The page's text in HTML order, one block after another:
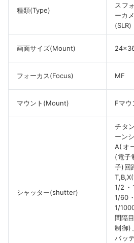
種類(Type)
スフ
ーカ
(SLR)
画面サイズ(Mount)
フォーカス(Focus) MF
マウント(Mount) Fマウ
シャッター(shutter)
チタ
ーン
A(オ
(電子
子)回
1/2・
1/60
1/
間隔
制御)
バッ